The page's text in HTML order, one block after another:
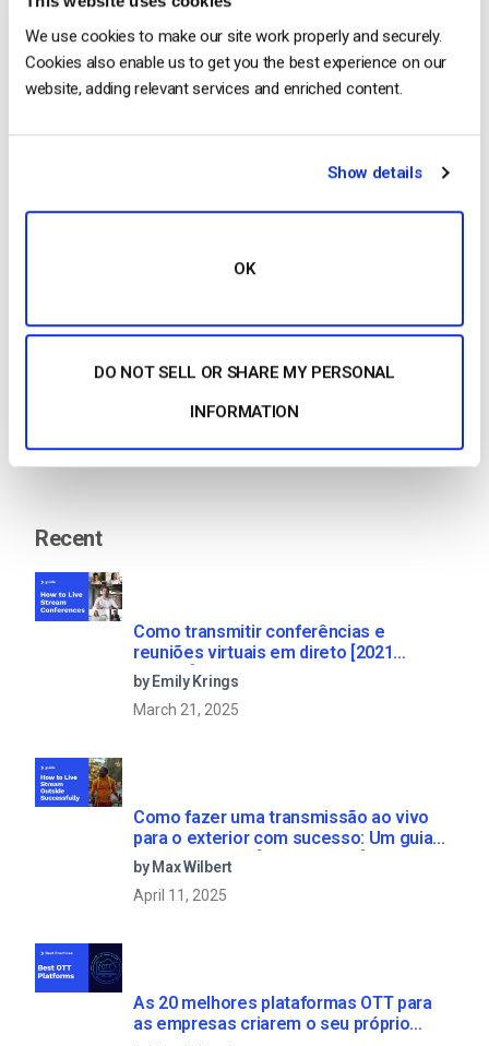
We use cookies to make our site work properly and securely.
Cookies also enable us to get you the best experience on our
website, adding relevant services and enriched content.
Show details
OK
DO NOT SELL OR SHARE MY PERSONAL
INFORMATION
1 2
Recent
Como transmitir conferências e
reuniões virtuais em direto [2021
Update]
by Emily Krings
March 21, 2025
Como fazer uma transmissão ao vivo
para o exterior com sucesso: Um guia
by Max Wilbert
April 11, 2025
As 20 melhores plataformas OTT para
as empresas criarem o seu próprio